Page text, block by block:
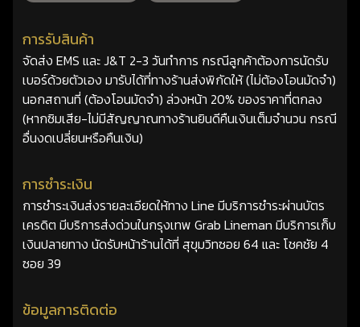
การรับสินค้า
จัดส่ง EMS และ J&T 2-3 วันทำการ กรณีลูกค้าต้องการนัดรับ
เบอร์ด้วยตัวเอง มารับได้ที่ทางร้านส่งพิกัดให้ (ไม่ต้องโอนมัดจำ)
นอกสถานที่ (ต้องโอนมัดจำ) ล่วงหน้า 20% ของราคาที่ตกลง
(หากซิมเสีย-ไม่มีสัญญาณทางร้านยินดีคืนเงินเต็มจำนวน กรณี
อื่นงดเปลี่ยนหรือคืนเงิน)
การชำระเงิน
การชำระเงินส่งรายละเอียดให้ทาง Line มีบริการชำระผ่านบัตร
เครดิต มีบริการส่งด่วนในกรุงเทพ Grab Lineman มีบริการเก็บ
เงินปลายทาง นัดรับหน้าร้านได้ที่ สุขุมวิทซอย 64 และ โชคชัย 4
ซอย 39
ข้อมูลการติดต่อ